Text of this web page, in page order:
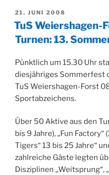
VERÖFFENTLICHT
AM
21. JUNI 2008
TuS
Turnen: 13.
Pünktlich um 15.30 Uhr
diesjähriges Sommerfest
TuS Weiershagen-Forst
Sportabzeichens.
Über 50 Aktive aus den
bis 9 Jahre), „Fun Factory“
Tigers“ 13 bis 25 Jahre“
zahlreiche Gäste legten
Disziplinen „Weitsprung“,